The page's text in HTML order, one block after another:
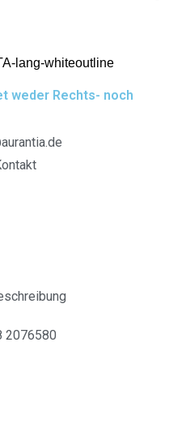
weder Rechts- noch
2076580